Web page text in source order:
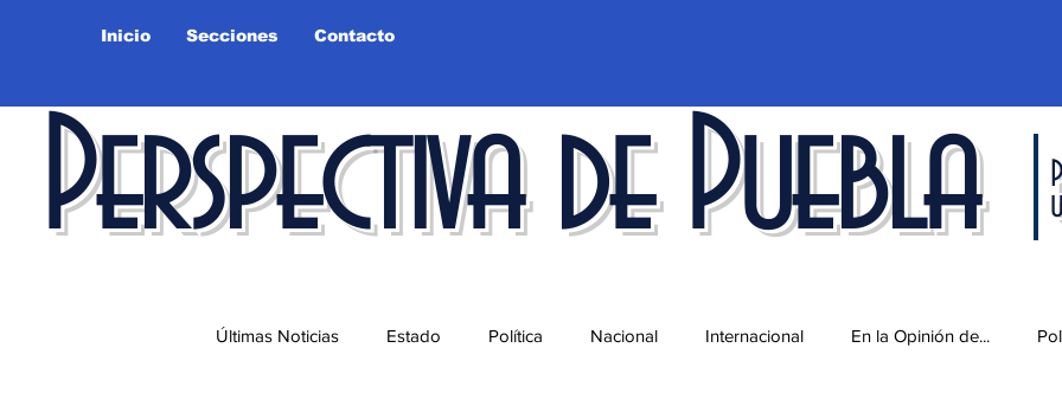
Inicio Secciones Contacto
Perspectiva de Puebla
Últimas Noticias Estado Política Nacional Internacional En la Opinión de...